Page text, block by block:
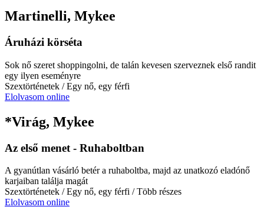
Martinelli, Mykee
Áruházi körséta
Sok nő szeret shoppingolni, de talán kevesen szerveznek első randit
egy ilyen eseményre
Szextörténetek / Egy nő, egy férfi
Elolvasom online
*Virág, Mykee
Az első menet - Ruhaboltban
A gyanútlan vásárló betér a ruhaboltba, majd az unatkozó eladónő
karjaiban találja magát
Szextörténetek / Egy nő, egy férfi / Több részes
Elolvasom online